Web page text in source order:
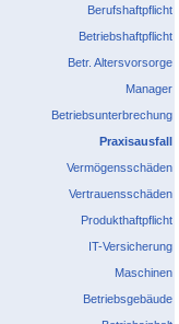
Berufshaftpflicht
Betriebshaftpflicht
Betr. Altersvorsorge
Manager
Betriebsunterbrechung
Praxisausfall
Vermögensschäden
Vertrauensschäden
Produkthaftpflicht
IT-Versicherung
Maschinen
Betriebsgebäude